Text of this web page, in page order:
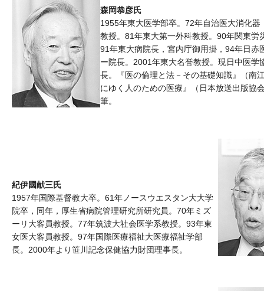
森岡恭彦氏
1955年東大医学部卒。72年自治医大消化器
教授。81年東大第一外科教授。90年関東労
91年東大病院長，宮内庁御用掛，94年日赤
ー院長。2001年東大名誉教授。現日中医学
長。『医の倫理と法－その基礎知識』（南
にゆく人のための医療』（日本放送出版協
筆。
紀伊國献三氏
1957年国際基督教大卒。61年ノースウエスタン大大学
院卒，同年，厚生省病院管理研究所研究員。70年ミズ
ーリ大客員教授。77年筑波大社会医学系教授。93年東
女医大客員教授。97年国際医療福祉大医療福祉学部
長。2000年より笹川記念保健協力財団理事長。